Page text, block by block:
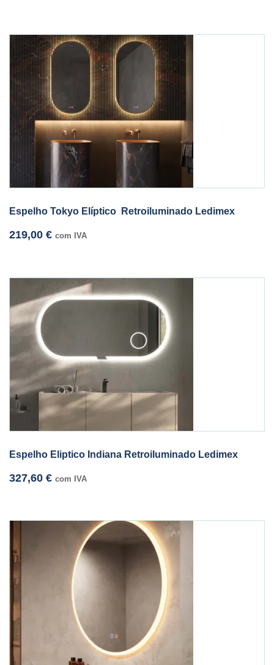
Espelho Tokyo Elíptico Retroiluminado Ledimex
219,00 € com IVA
Espelho Eliptico Indiana Retroiluminado Ledimex
327,60 € com IVA